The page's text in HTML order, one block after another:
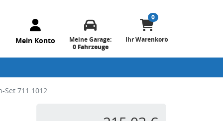
Mein Konto
Meine Garage:
0 Fahrzeuge
0
Ihr Warenkorb
Set 711.1012